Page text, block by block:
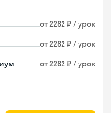
от 2282 ₽ / урок
от 2282 ₽ / урок
от 2282 ₽ / урок